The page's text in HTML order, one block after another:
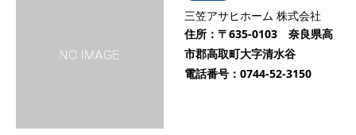
三笠アサヒホーム 株式会社
住所： 〒635-0103 奈良県高
市郡高取町大字清水谷
電話番号： 0744-52-3150